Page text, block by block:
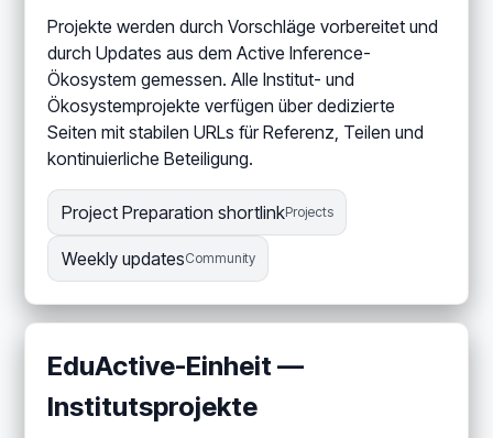
Projekte werden durch Vorschläge vorbereitet und
durch Updates aus dem Active Inference-
Ökosystem gemessen. Alle Institut- und
Ökosystemprojekte verfügen über dedizierte
Seiten mit stabilen URLs für Referenz, Teilen und
kontinuierliche Beteiligung.
Project Preparation shortlinkProjects
Weekly updatesCommunity
EduActive-Einheit —
Institutsprojekte